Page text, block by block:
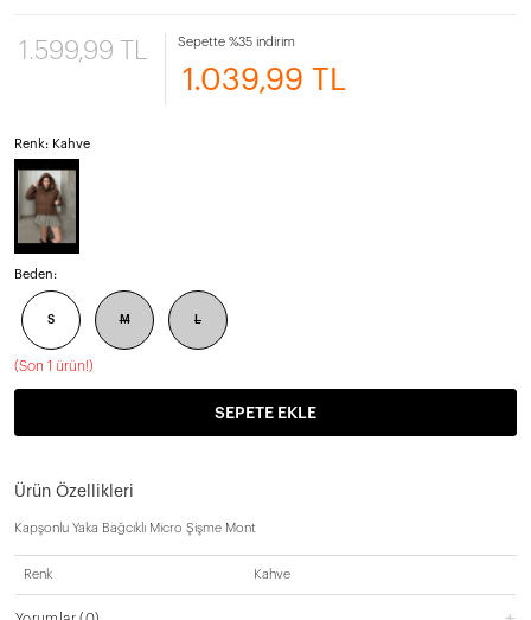
1.599,99 TL Sepette %35 indirim
1.039,99 TL
Renk: Kahve
Beden:
S M L
(Son 1 ürün!)
SEPETE EKLE
Ürün Özellikleri
Kapşonlu Yaka Bağcıklı Micro Şişme Mont
Renk Kahve